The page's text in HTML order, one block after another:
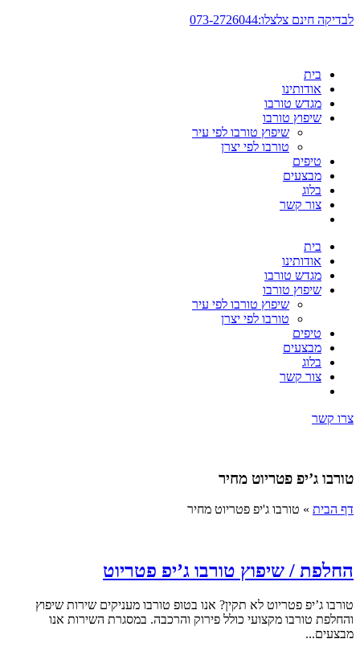
דלג
לבדיקה חינם צלצלו:073-2726044
בית
אודותינו
מגדש טורבו
שיפוץ טורבו
שיפוץ טורבו לפי עיר
טורבו לפי יצרן
טיפים
מבצעים
בלוג
צור קשר
בית
אודותינו
מגדש טורבו
שיפוץ טורבו
שיפוץ טורבו לפי עיר
טורבו לפי יצרן
טיפים
מבצעים
בלוג
צור קשר
צרו קשר
טורבו ג’יפ פטריוט מחיר
דף הבית » טורבו ג'יפ פטריוט מחיר
החלפת / שיפוץ טורבו ג’יפ פטריוט
טורבו ג’יפ פטריוט לא תקין? אנו בטופ טורבו מעניקים שירות שיפוץ
והחלפת טורבו מקצועי כולל פירוק והרכבה. במסגרת השירות אנו
מבצעים...